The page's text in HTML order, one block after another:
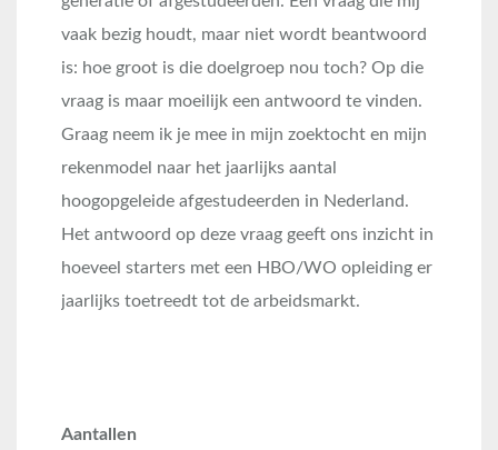
vaak bezig houdt, maar niet wordt beantwoord
is: hoe groot is die doelgroep nou toch? Op die
vraag is maar moeilijk een antwoord te vinden.
Graag neem ik je mee in mijn zoektocht en mijn
rekenmodel naar het jaarlijks aantal
hoogopgeleide afgestudeerden in Nederland.
Het antwoord op deze vraag geeft ons inzicht in
hoeveel starters met een HBO/WO opleiding er
jaarlijks toetreedt tot de arbeidsmarkt.
Aantallen